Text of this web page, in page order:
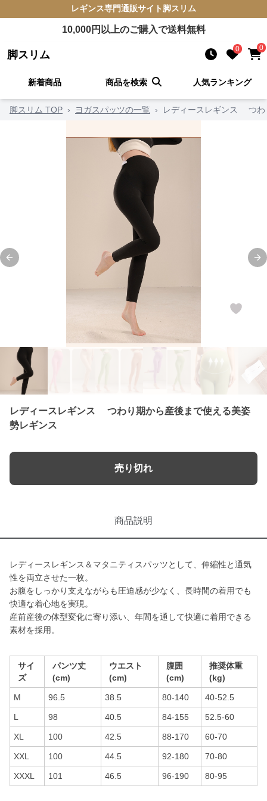
レギンス専門通販サイト 脚スリム
10,000円以上のご購入で送料無料
脚スリム 0 0
新着商品 商品を検索 人気ランキング
脚スリム TOP › ヨガスパッツの一覧 › レディースレギンス つわ
Previous slide
レディースレギンス つわり期から産後まで使える美姿
勢レギンス
売り切れ
商品説明
レディースレギンス＆マタニティスパッツとして、伸縮性と通気
性を両立させた一枚。
お腹をしっかり支えながらも圧迫感が少なく、長時間の着用でも
快適な着心地を実現。
産前産後の体型変化に寄り添い、年間を通して快適に着用できる
素材を採用。
サイ
ズ
パンツ丈
(cm)
ウエスト
(cm)
腹囲
(cm)
推奨体重
(kg)
M 96.5 38.5 80-140 40-52.5
L 98 40.5 84-155 52.5-60
XL 100 42.5 88-170 60-70
XXL 100 44.5 92-180 70-80
XXXL 101 46.5 96-190 80-95